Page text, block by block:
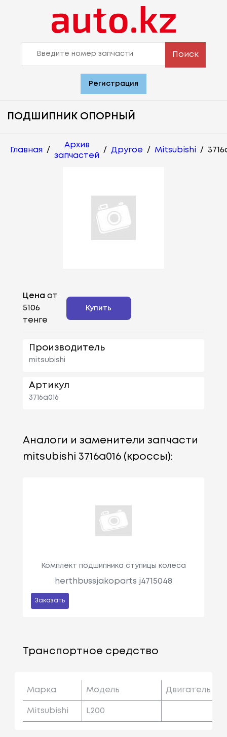
Поиск
Регистрация
ПОДШИПНИК ОПОРНЫЙ
Главная /
Архив
запчастей
/ Другое / Mitsubishi /
Цена от
5106
тенге
Купить
Производитель
mitsubishi
Артикул
3716a016
Аналоги и заменители запчасти
mitsubishi 3716a016 (кроссы):
Комплект подшипника ступицы колеса
herthbussjakoparts j4715048
Заказать
Транспортное средство
Марка Модель Двигатель
Mitsubishi L200